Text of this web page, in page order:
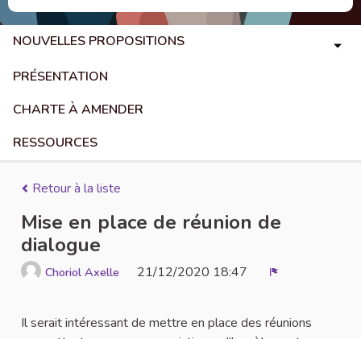
NOUVELLES PROPOSITIONS
PRÉSENTATION
CHARTE À AMENDER
RESSOURCES
Retour à la liste
Mise en place de réunion de
dialogue
Choriol Axelle 21/12/2020 18:47
Il serait intéressant de mettre en place des réunions